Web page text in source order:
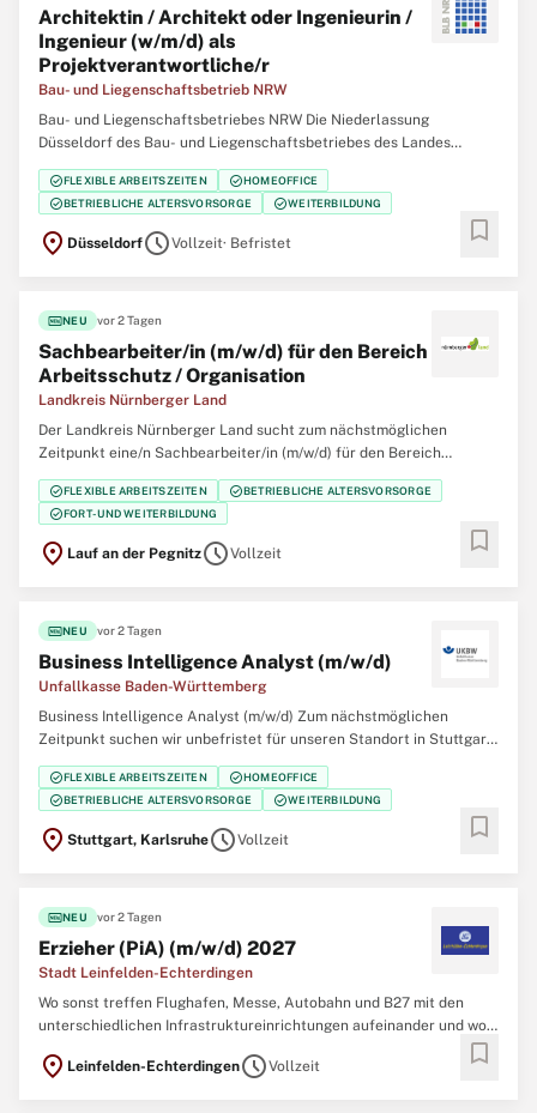
Architektin / Architekt oder Ingenieurin /
Ingenieur (w/m/d) als
Projektverantwortliche/r
Bau- und Liegenschaftsbetrieb NRW
Bau- und Liegenschaftsbetriebes NRW Die Niederlassung
Düsseldorf des Bau- und Liegenschaftsbetriebes des Landes
Nordrhein‑Westfalen (BLB NRW) sucht zum nächstmöglichen
Zeitpunkt für die Immobilienmanagementabteilung Finanzen
eine/einen Architektin / Architekten oder Ingenieurin /
check_circleFLEXIBLE ARBEITSZEITEN check_circleHOMEOFFICE
check_circleBETRIEBLICHE ALTERSVORSORGE check_circleWEITERBILDUNG
location_on DüsseldorfscheduleVollzeit· Befristet bookmark
fiber_newNEU vor 2 Tagen
Sachbearbeiter/in (m/w/d) für den Bereich
Arbeitsschutz / Organisation
Landkreis Nürnberger Land
Der Landkreis Nürnberger Land sucht zum nächstmöglichen
Zeitpunkt eine/n Sachbearbeiter/in (m/w/d) für den Bereich
Arbeitsschutz / Organisation in Vollzeit oder vollzeitnah (min. 35 h).
Es handelt sich um eine unbefristete Stelle. Die Besetzung ist auch
im Rahmen von Jobsharing
check_circleFLEXIBLE ARBEITSZEITEN check_circleBETRIEBLICHE ALTERSVORSORGE
check_circleFORT- UND WEITERBILDUNG
location_on Lauf an der PegnitzscheduleVollzeit bookmark
fiber_newNEU vor 2 Tagen
Business Intelligence Analyst (m/w/d)
Unfallkasse Baden-Württemberg
Business Intelligence Analyst (m/w/d) Zum nächstmöglichen
Zeitpunkt suchen wir unbefristet für unseren Standort in Stuttgart
oder Karlsruhe einen Business Intelligence Analyst (m/w/d). Sie
haben ein gutes Gespür für Zahlen und Spaß daran, aus Daten
echte Insights zu gewinnen? Dann
check_circleFLEXIBLE ARBEITSZEITEN check_circleHOMEOFFICE
check_circleBETRIEBLICHE ALTERSVORSORGE check_circleWEITERBILDUNG
location_on Stuttgart, KarlsruhescheduleVollzeit bookmark
fiber_newNEU vor 2 Tagen
Erzieher (PiA) (m/w/d) 2027
Stadt Leinfelden-Echterdingen
Wo sonst treffen Flughafen, Messe, Autobahn und B27 mit den
unterschiedlichen Infrastruktureinrichtungen aufeinander und wo
sonst kann man in einem der wirtschaftsstärksten Orte der Region
in einem familienfreundlichen und familiären Team arbeiten? Die
location_on Leinfelden-EchterdingenscheduleVollzeit bookmark